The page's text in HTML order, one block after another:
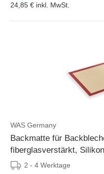
24,85 € inkl. MwSt.
WAS Germany
Backmatte für
fiberglasverstärkt, Silikon
2 - 4 Werktage